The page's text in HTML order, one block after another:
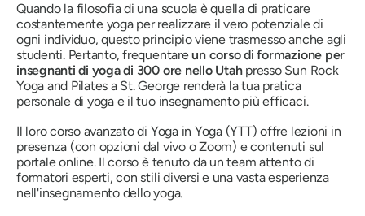
Quando la filosofia di una scuola è quella di praticare
costantemente yoga per realizzare il vero potenziale di
ogni individuo, questo principio viene trasmesso anche agli
studenti. Pertanto, frequentareun corso di formazione per
insegnanti di yoga di 300 ore nello Utahpresso Sun Rock
Yoga and Pilates a St. George renderà la tua pratica
personale di yoga e il tuo insegnamento più efficaci.
Il loro corso avanzato di Yoga in Yoga (YTT) offre lezioni in
presenza (con opzioni dal vivo o Zoom) e contenuti sul
portale online. Il corso è tenuto da un team attento di
formatori esperti, con stili diversi e una vasta esperienza
nell'insegnamento dello yoga.